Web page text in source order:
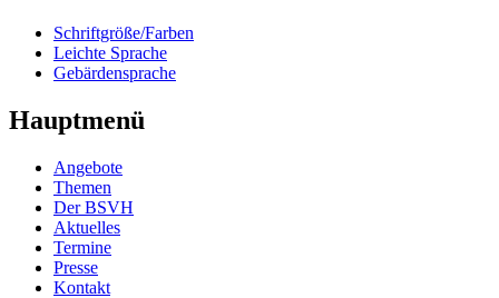
Schriftgröße/Farben
Leichte Sprache
Gebärdensprache
Hauptmenü
Angebote
Themen
Der BSVH
Aktuelles
Termine
Presse
Kontakt